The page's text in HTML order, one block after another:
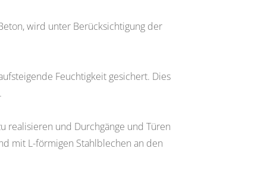
wird unter Berücksichtigung der
Feuchtigkeit gesichert. Dies
realisieren und Durchgänge und Türen
mit L-förmigen Stahlblechen an den